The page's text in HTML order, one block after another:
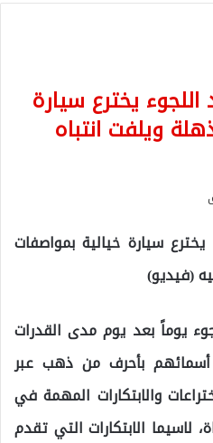
يخترع سيارة
ويلفت انتباه
سيارة خيالية بمواصفات
(فيديو)
يوماً بعد يوم مدى القدرات
بأحرف من ذهب عبر
والابتكارات المهمة في
لاسيما الابتكارات التي تقدم